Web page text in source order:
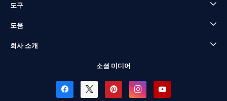
도구
도움
회사 소개
소셜 미디어